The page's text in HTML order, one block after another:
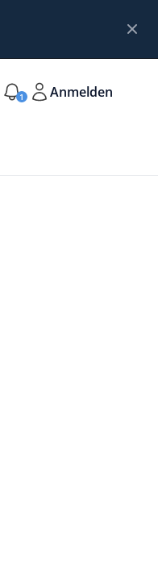
1 Anmelden